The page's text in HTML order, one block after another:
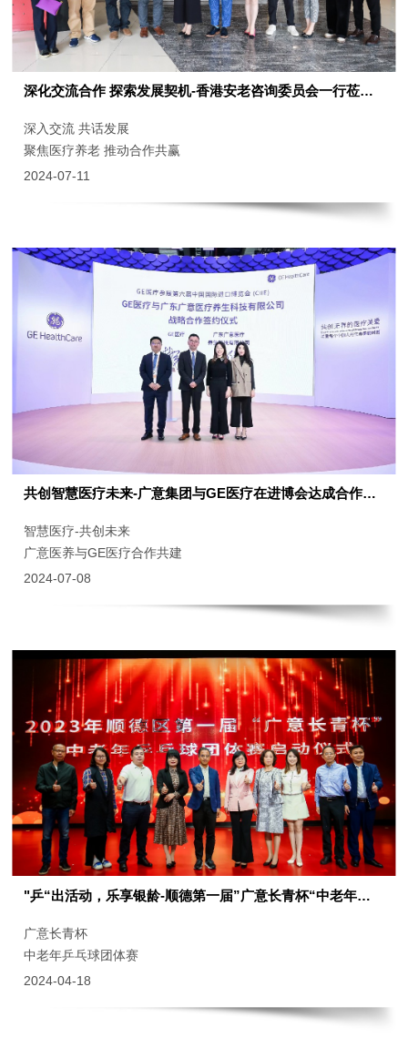
深化交流合作 探索发展契机-香港安老咨询委员会一行莅临广意医养参观交流
深入交流 共话发展
聚焦医疗养老 推动合作共赢
2024-07-11
共创智慧医疗未来-广意集团与GE医疗在进博会达成合作关系
智慧医疗-共创未来
广意医养与GE医疗合作共建
2024-07-08
"乒“出活动，乐享银龄-顺德第一届”广意长青杯“中老年乒乓球团体赛正式启动
广意长青杯
中老年乒乓球团体赛
2024-04-18